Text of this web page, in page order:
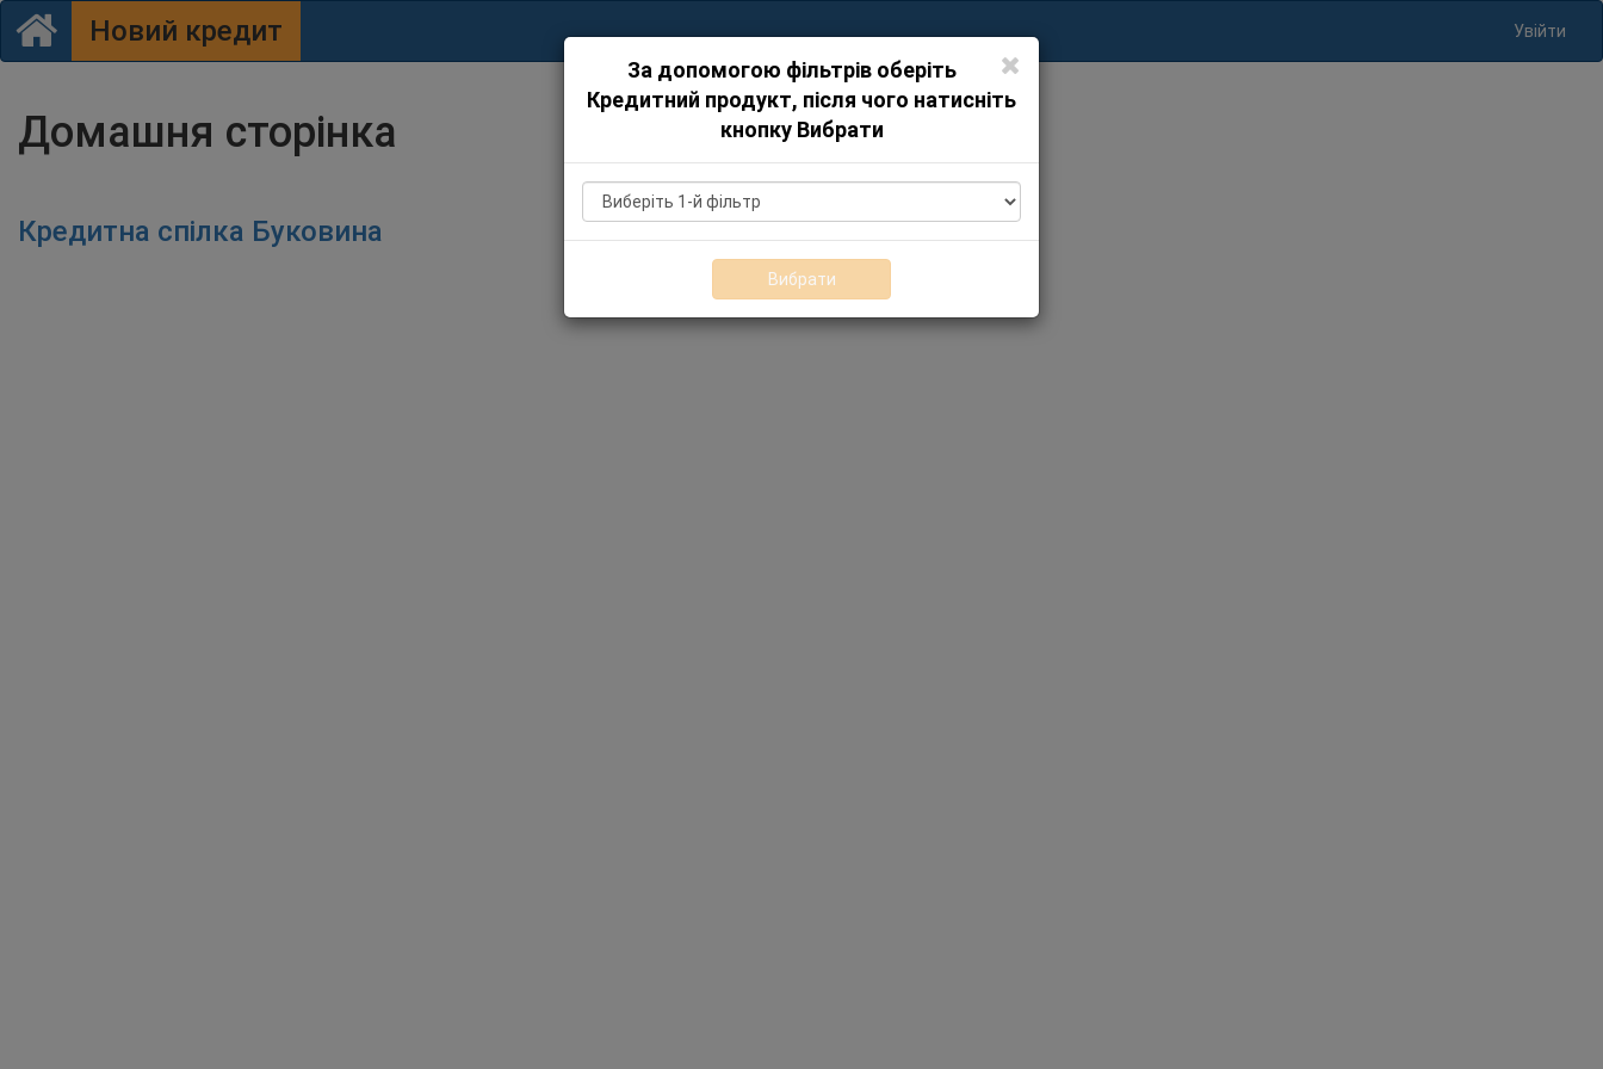
Новий кредит(current) Увійти
Домашня сторінка
Кредитна спілка Буковина
За допомогою фільтрів оберіть
Кредитний продукт, після чого натисніть
кнопку Вибрати
Вибрати